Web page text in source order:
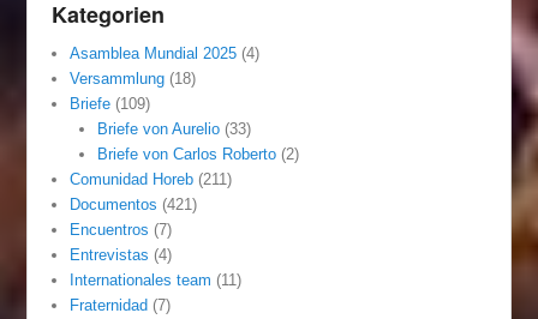
Kategorien
Asamblea Mundial 2025 (4)
Versammlung (18)
Briefe (109)
Briefe von Aurelio(33)
Briefe von Carlos Roberto(2)
Comunidad Horeb (211)
Documentos (421)
Encuentros (7)
Entrevistas (4)
Internationales team (11)
Fraternidad (7)